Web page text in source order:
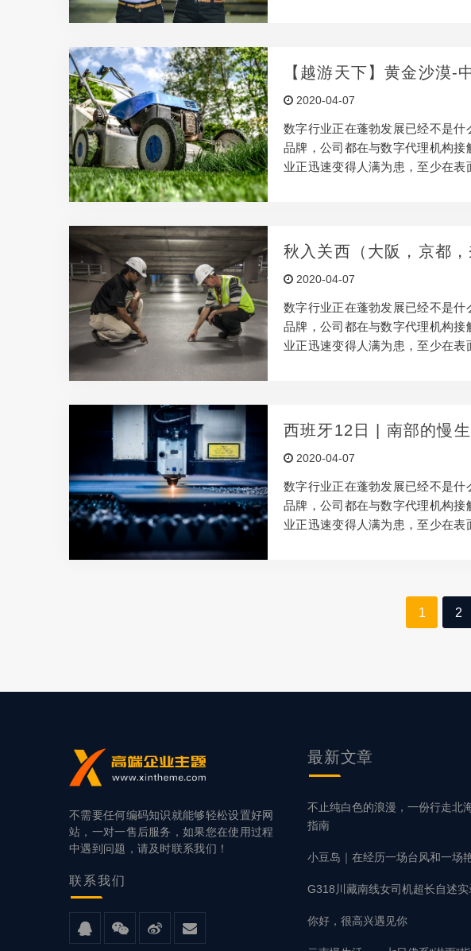
何使辅助项目正常工作以及它们
数客户机构中，在客户摘要，预
的做法。但是，将研发投资作为
【越游天下】黄金沙漠-
2020-04-07
数字行业正在蓬勃发展已经不是
品牌，公司都在与数字代理机构
业正迅速变得人满为患，至少在
何使辅助项目正常工作以及它们为
数客户机构中，在客户摘要，预算
的做法。但是，将研发投资作为
秋入关西（大阪，京都
2020-04-07
数字行业正在蓬勃发展已经不是
品牌，公司都在与数字代理机构
业正迅速变得人满为患，至少在
何使辅助项目正常工作以及它们为
数客户机构中，在客户摘要，预算
的做法。但是，将研发投资作为
西班牙12日 | 南部的慢
2020-04-07
数字行业正在蓬勃发展已经不是
品牌，公司都在与数字代理机构
业正迅速变得人满为患，至少在
何使辅助项目正常工作以及它们
数客户机构中，在客户摘要，预
1 2
不需要任何编码知识就能够轻松设置好网
站，一对一售后服务，如果您在使用过程
中遇到问题，请及时联系我们！
联系我们
最新文章
不止纯白色的浪漫，一份行走北
指南
小豆岛｜在经历一场台风和一场
G318川藏南线女司机超长自述实
你好，很高兴遇见你